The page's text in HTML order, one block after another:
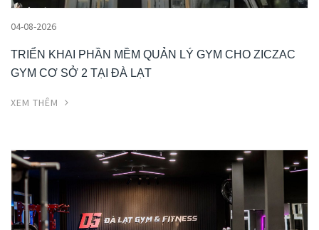
04-08-2026
TRIỂN KHAI PHẦN MỀM QUẢN LÝ GYM CHO ZICZAC
GYM CƠ SỞ 2 TẠI ĐÀ LẠT
XEM THÊM